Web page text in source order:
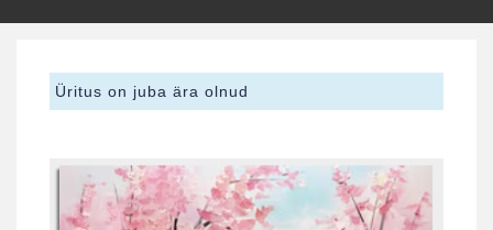
Üritus on juba ära olnud